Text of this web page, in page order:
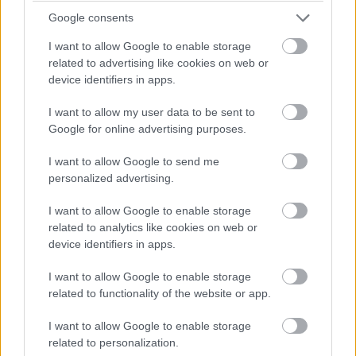
Google consents
I want to allow Google to enable storage
related to advertising like cookies on web or
device identifiers in apps.
I want to allow my user data to be sent to
Google for online advertising purposes.
I want to allow Google to send me
personalized advertising.
I want to allow Google to enable storage
related to analytics like cookies on web or
device identifiers in apps.
I want to allow Google to enable storage
related to functionality of the website or app.
I want to allow Google to enable storage
related to personalization.
Pulzusméréssel segíti a biztonságos mozgást az új
balatoni kardioösvény (X)
4 és egy 8 km-es egészségügyi tanösvény nyílt
#ai #mesterséges intelligencia
Kínában már nem lehet csak
azért kirúgni valakit, mert AI